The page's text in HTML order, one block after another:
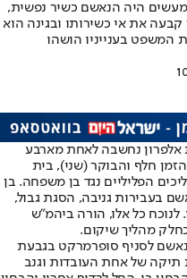
היה הנאשם כשיר נפשית,
את אי כשירותו ובגינה הוא
המשפט בענייניו הושהו
נחשבה לאחת מארבע
חלף והבוקר (שני), בית
הפליליים נגד בן משפחה. בן
ה-50 לחייו, הואשם בעבירות גניבה, הסגת גבול,
לנוכח כל אלו, הורה ביהמ"ש
מהליך שיקום.
לסניף סופרמרקט בגבעת
של אחת העובדות וגנב